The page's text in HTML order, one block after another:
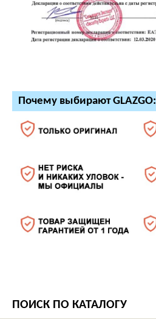
Почему выбирают GLAZGO:
ПОИСК ПО КАТАЛОГУ